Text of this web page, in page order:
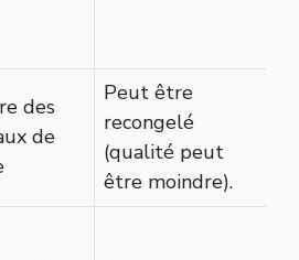
des
de
Peut être
recongelé
(qualité peut
être moindre).